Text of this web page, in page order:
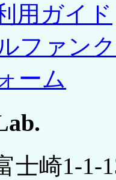
用ガイド
ファン
ーム
士崎1-